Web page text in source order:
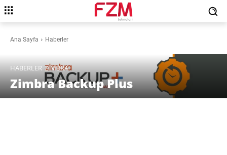
Ana Sayfa Haberler
HABERLER ZIMBRA
Zimbra Backup Plus